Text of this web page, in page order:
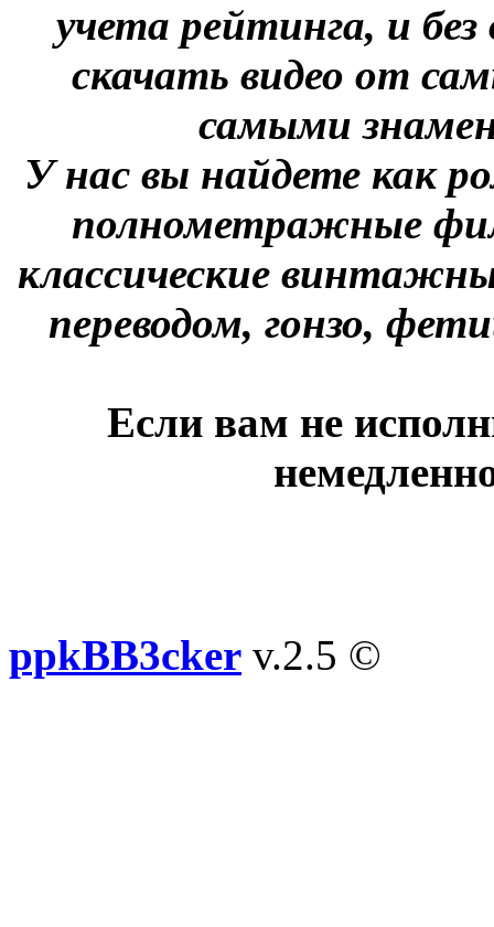
учета рейтинга, и
скачать видео от
самыми
У нас вы найдете как
полнометражные
классические
переводом, гонзо,
Если вам не
ppkBB3cker v.2.5 ©